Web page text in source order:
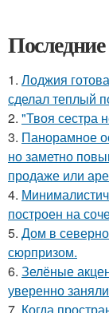
1. Лоджия
сделал теплый
2. "Твоя сестра
3. Панорамное
но заметно
продаже или
4.
построен на
5. Дом в
сюрпризом.
6. Зелёные
уверенно